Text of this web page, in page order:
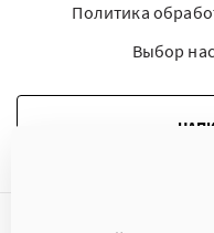
Политика
Выбор